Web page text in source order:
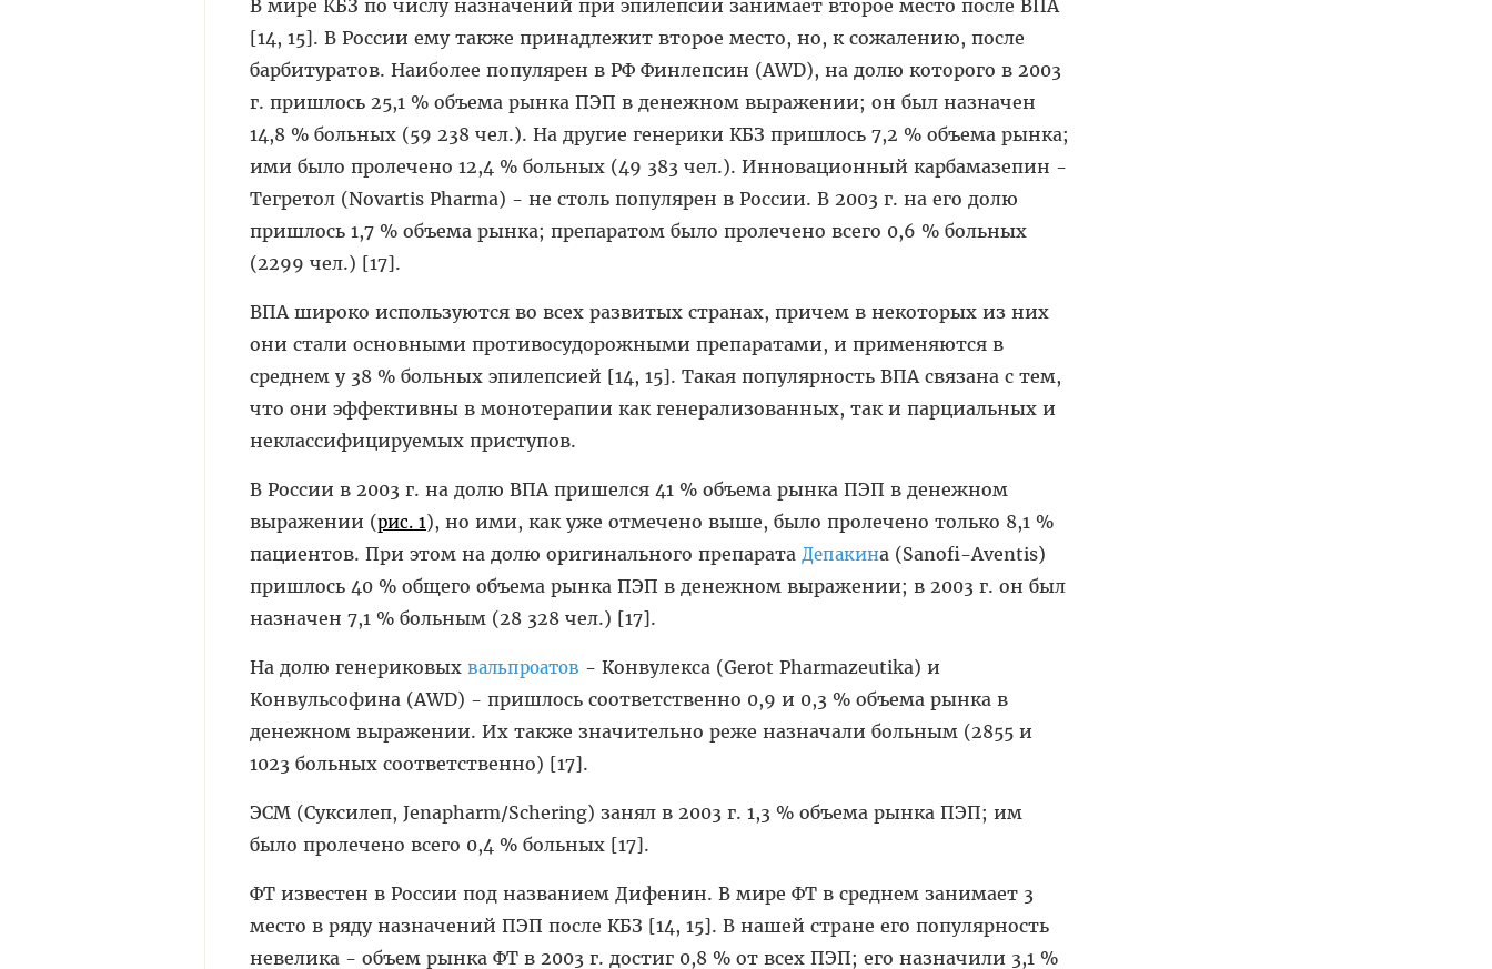
В мире КБЗ по числу назначений при эпилепсии занимает второе место после ВПА
[14, 15]. В России ему также принадлежит второе место, но, к сожалению, после
барбитуратов. Наиболее популярен в РФ Финлепсин (АWD), на долю которого в 2003
г. пришлось 25,1 % объема рынка ПЭП в денежном выражении; он был назначен
14,8 % больных (59 238 чел.). На другие генерики КБЗ пришлось 7,2 % объема рынка;
ими было пролечено 12,4 % больных (49 383 чел.). Инновационный карбамазепин -
Тегретол (Novartis Pharma) - не столь популярен в России. В 2003 г. на его долю
пришлось 1,7 % объема рынка; препаратом было пролечено всего 0,6 % больных
(2299 чел.) [17].
ВПА широко используются во всех развитых странах, причем в некоторых из них
они стали основными противосудорожными препаратами, и применяются в
среднем у 38 % больных эпилепсией [14, 15]. Такая популярность ВПА связана с тем,
что они эффективны в монотерапии как генерализованных, так и парциальных и
неклассифицируемых приступов.
В России в 2003 г. на долю ВПА пришелся 41 % объема рынка ПЭП в денежном
выражении (рис. 1), но ими, как уже отмечено выше, было пролечено только 8,1 %
пациентов. При этом на долю оригинального препарата Депакина (Sanofi-Aventis)
пришлось 40 % общего объема рынка ПЭП в денежном выражении; в 2003 г. он был
назначен 7,1 % больным (28 328 чел.) [17].
На долю генериковых вальпроатов - Конвулекса (Gerot Pharmazeutika) и
Конвульсофина (АWD) - пришлось соответственно 0,9 и 0,3 % объема рынка в
денежном выражении. Их также значительно реже назначали больным (2855 и
1023 больных соответственно) [17].
ЭСМ (Суксилеп, Jenapharm/Schering) занял в 2003 г. 1,3 % объема рынка ПЭП; им
было пролечено всего 0,4 % больных [17].
ФТ известен в России под названием Дифенин. В мире ФТ в среднем занимает 3
место в ряду назначений ПЭП после КБЗ [14, 15]. В нашей стране его популярность
невелика - объем рынка ФТ в 2003 г. достиг 0,8 % от всех ПЭП; его назначили 3,1 %